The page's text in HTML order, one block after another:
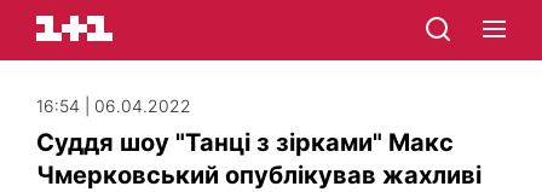
16:54 | 06.04.2022
Суддя шоу "Танці з зірками" Макс
Чмерковський опублікував жахливі